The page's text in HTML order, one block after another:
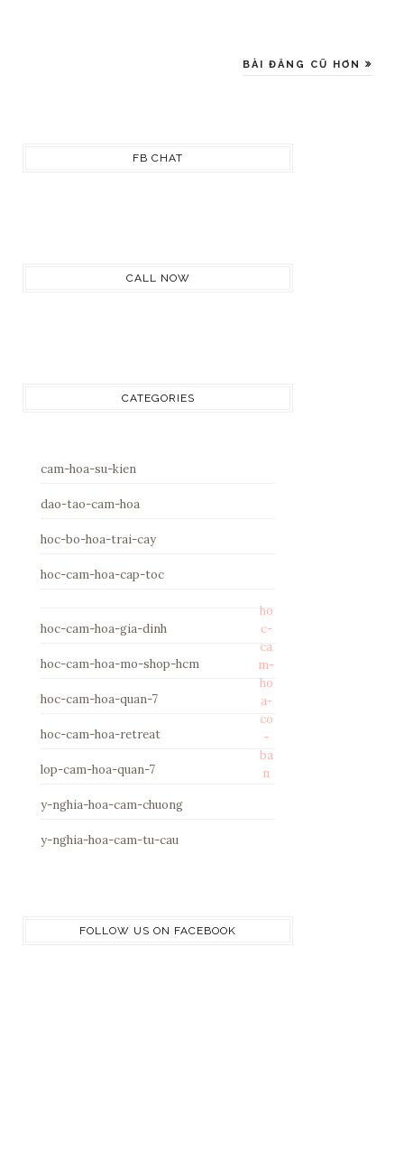
BÀI ĐĂNG CŨ HƠN
FB CHAT
CALL NOW
CATEGORIES
cam-hoa-su-kien
dao-tao-cam-hoa
hoc-bo-hoa-trai-cay
hoc-cam-hoa-cap-toc
ho
c-
ca
m-
ho
a-
co
-
ba
n
hoc-cam-hoa-gia-dinh
hoc-cam-hoa-mo-shop-hcm
hoc-cam-hoa-quan-7
hoc-cam-hoa-retreat
lop-cam-hoa-quan-7
y-nghia-hoa-cam-chuong
y-nghia-hoa-cam-tu-cau
FOLLOW US ON FACEBOOK